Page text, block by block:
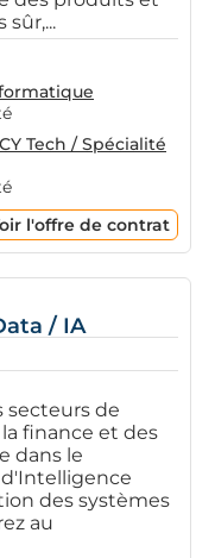
Tech / Spécialité
l'offre de contrat
/ IA
secteurs de
finance et des
dans le
des systèmes
au